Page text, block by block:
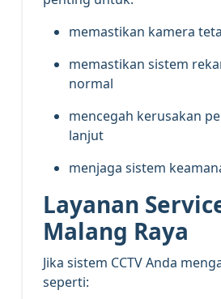
memastikan kamera
memastikan sistem
normal
mencegah kerusakan
lanjut
menjaga sistem
Layanan
Malang Raya
Jika sistem CCTV Anda
seperti: